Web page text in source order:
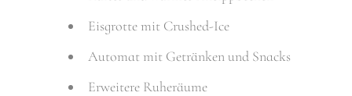
Eisgrotte mit Crushed-Ice
Automat mit Getränken und Snacks
Erweitere Ruheräume